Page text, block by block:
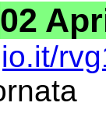
02